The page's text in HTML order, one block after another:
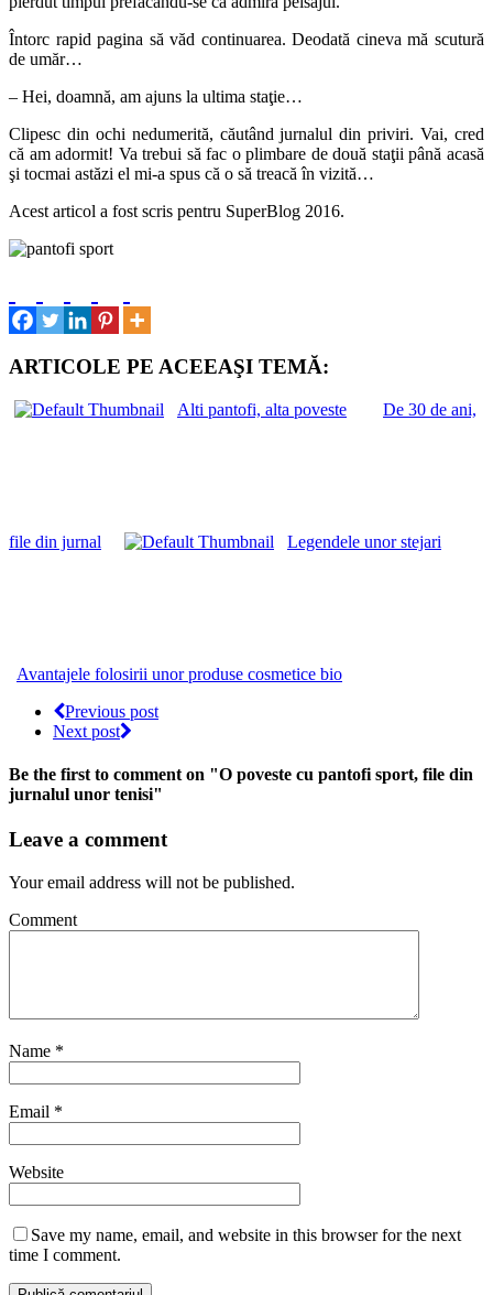
Întorc rapid pagina să văd continuarea. Deodată cineva mă scutură
de umăr…
– Hei, doamnă, am ajuns la ultima staţie…
Clipesc din ochi nedumerită, căutând jurnalul din priviri. Vai, cred
că am adormit! Va trebui să fac o plimbare de două staţii până acasă
şi tocmai astăzi el mi-a spus că o să treacă în vizită…
Acest articol a fost scris pentru SuperBlog 2016.
ARTICOLE PE ACEEAŞI TEMĂ:
Alti pantofi, alta poveste De 30 de ani,
file din jurnal Legendele unor stejari
Avantajele folosirii unor produse cosmetice bio
Previous post
Next post
Be the first to comment on "O poveste cu pantofi sport, file din
jurnalul unor tenisi"
Leave a comment
Your email address will not be published.
Comment
Name *
Email *
Website
Save my name, email, and website in this browser for the next
time I comment.